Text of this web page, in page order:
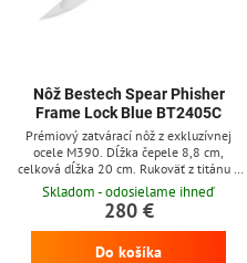
Nôž Bestech Spear Phisher
Frame Lock Blue BT2405C
Prémiový zatvárací nôž z exkluzívnej
ocele M390. Dĺžka čepele 8,8 cm,
celková dĺžka 20 cm. Rukoväť z titánu a
stredná časť z modrej vrstvy uhlíkového
vlákna. Poistka frame lock, klip na
zavesenie.
Skladom - odosielame ihneď
280 €
Do košíka